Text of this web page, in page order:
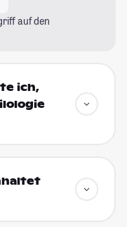
auf den
ich,